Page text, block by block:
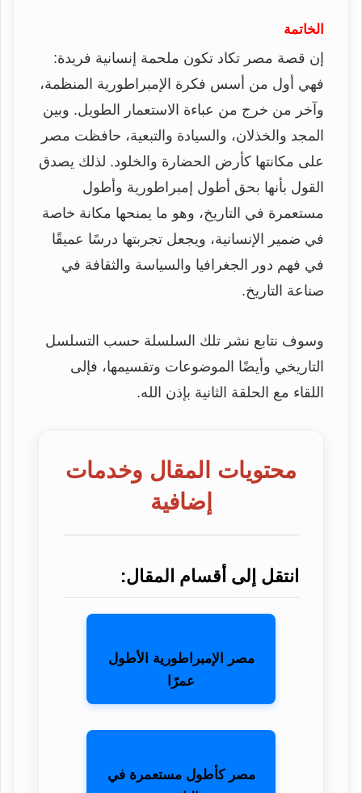
الخاتمة
إن قصة مصر تكاد تكون ملحمة إنسانية فريدة:
فهي أول من أسس فكرة الإمبراطورية المنظمة،
وآخر من خرج من عباءة الاستعمار الطويل. وبين
المجد والخذلان، والسيادة والتبعية، حافظت مصر
على مكانتها كأرض الحضارة والخلود. لذلك يصدق
القول بأنها بحق أطول إمبراطورية وأطول
مستعمرة في التاريخ، وهو ما يمنحها مكانة خاصة
في ضمير الإنسانية، ويجعل تجربتها درسًا عميقًا
في فهم دور الجغرافيا والسياسة والثقافة في
صناعة التاريخ.
وسوف نتابع نشر تلك السلسلة حسب التسلسل
التاريخي وأيضًا الموضوعات وتقسيمها، فإلى
اللقاء مع الحلقة الثانية بإذن الله.
محتويات المقال وخدمات
إضافية
انتقل إلى أقسام المقال:
مصر الإمبراطورية الأطول
عمرًا
مصر كأطول مستعمرة في